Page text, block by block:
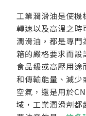
工業潤滑油是使
轉速以及高溫之時
潤滑油，都是專門
箱的嚴格要求而設
食品級或高壓用
和傳輸能量、減少
空氣，還是用於
域，工業潤滑劑都